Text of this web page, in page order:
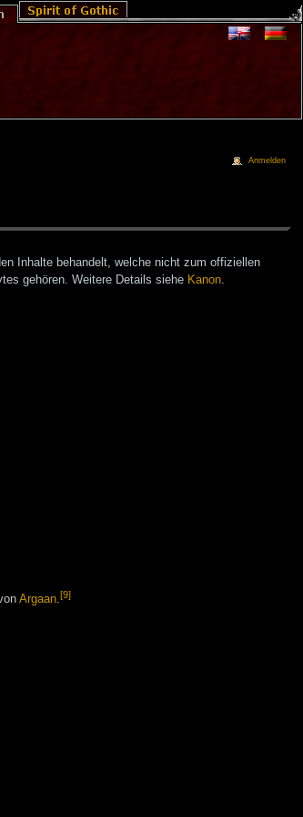
Inhalte behandelt, welche nicht zum offiziellen
gehören. Weitere Details siehe Kanon.
Argaan.[9]
Anmelden